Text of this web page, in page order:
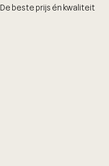
De beste prijs én kwaliteit